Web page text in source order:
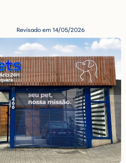
Revisado em 14/05/2026